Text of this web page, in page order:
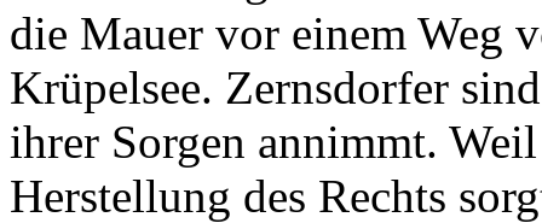
die Mauer vor einem Weg
Krüpelsee. Zernsdorfer
ihrer Sorgen annimmt.
Herstellung des Rechts